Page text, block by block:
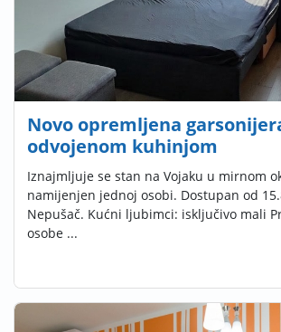
Novo opremljena
odvojenom kuhinjom
Iznajmljuje se stan na Vojaku u mirnom
namijenjen jednoj osobi. Dostupan od
Nepušač. Kućni ljubimci: isključivo mali
osobe ...